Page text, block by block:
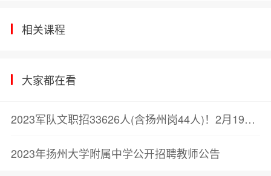
相关课程
大家都在看
2023军队文职招33626人(含扬州岗44人)！2月19日笔试！
2023年扬州大学附属中学公开招聘教师公告